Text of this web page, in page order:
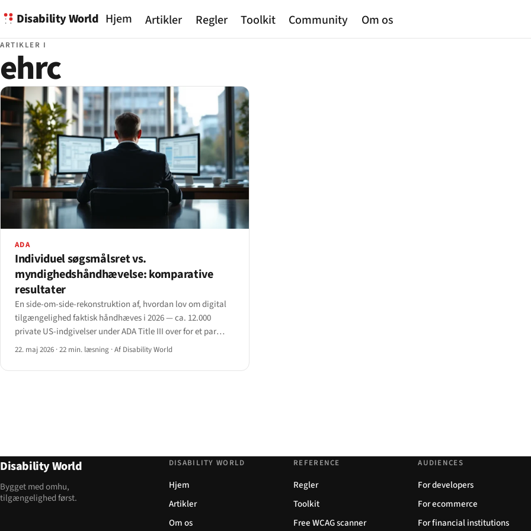
Disability World Hjem Artikler Regler Toolkit Community Om os
ARTIKLER I
ehrc
ADA
Individuel søgsmålsret vs.
myndighedshåndhævelse: komparative
resultater
En side-om-side-rekonstruktion af, hvordan lov om digital
tilgængelighed faktisk håndhæves i 2026 — ca. 12.000
private US-indgivelser under ADA Title III over for et par
hundrede myndighedsledede sager i EU og UK.
22. maj 2026 ·22 min. læsning ·Af Disability World
Disability World
Bygget med omhu,
tilgængelighed først.
DISABILITY WORLD
Hjem
Artikler
Om os
REFERENCE
Regler
Toolkit
Free WCAG scanner
AUDIENCES
For developers
For ecommerce
For financial institutions